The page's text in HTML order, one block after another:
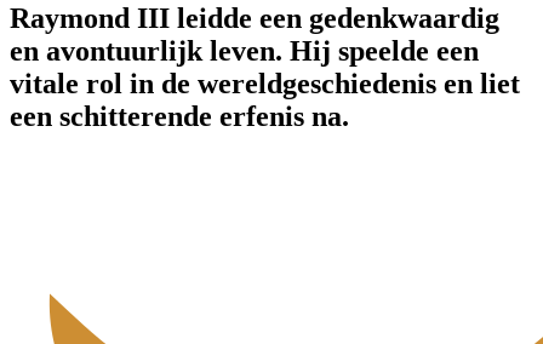
Raymond III leidde een gedenkwaardig
en avontuurlijk leven. Hij speelde een
vitale rol in de wereldgeschiedenis en liet
een schitterende erfenis na.